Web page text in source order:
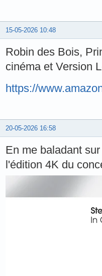
15-05-2026 10:48
Robin des Bois,
cinéma et Version
https://
20-05-2026 16:58
En me baladant
l'édition 4K du